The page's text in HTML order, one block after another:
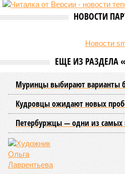
НОВОСТИ
Новости
ЕЩЕ ИЗ РАЗДЕЛА
Муринцы выбирают варианты
Кудровцы ожидают новых
Петербуржцы — одни из самых